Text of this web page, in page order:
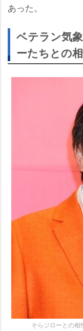
あった。
ベテラン気
ーたちとの
そらジローとの相